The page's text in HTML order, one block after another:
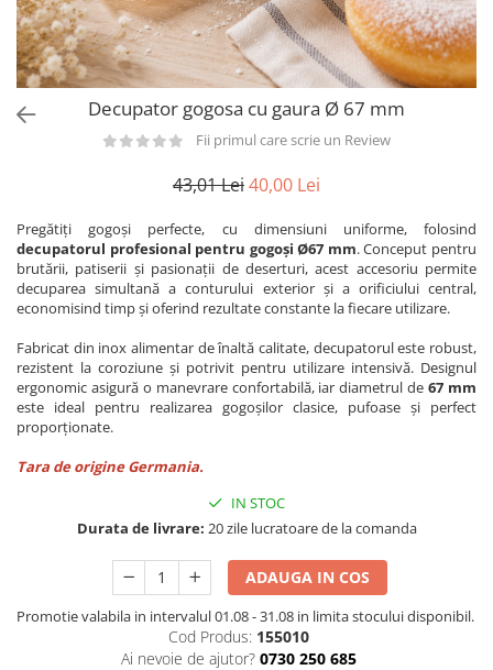
Perii cuptor
Alte accesorii pizza
Tavi,Retine Pizza
Genti pizza
Aparatura Bar
Storcatoare/ Dozatoare suc Fructe
Blender
Mese Inox Cafea
Aparatura Cafea
Aparatura Inghetata
Decupatoare
Evenimente
Figurine
Sarbatori
Patiserie,Pizza
Mixere planetare
Aparate copt tarte
Aparate si Matrite/Chitare
Lopeti Scos Paine
Manusi
Maturi si perii
Scafe
Stante, Cutere
Cutter/razatoare mozarella
Cutter
Feliator
Masini tocat carne
Blender termic/Toaster
Formator hamburger
Aparate de
vidat/Ambalaje/Role/Pungi
Gatit sub Vid
Bain marie, Incalzitoare diverse
Decupator gogosa cu gaura Ø 67 mm
Fii primul care scrie un Review
43,01 Lei40,00 Lei
Pregătiți gogoși perfecte, cu dimensiuni uniforme, folosind
decupatorul profesional pentru gogoși Ø67 mm. Conceput pentru
brutării, patiserii și pasionații de deserturi, acest accesoriu permite
decuparea simultană a conturului exterior și a orificiului central,
economisind timp și oferind rezultate constante la fiecare utilizare.
Fabricat din inox alimentar de înaltă calitate, decupatorul este robust,
rezistent la coroziune și potrivit pentru utilizare intensivă. Designul
ergonomic asigură o manevrare confortabilă, iar diametrul de67 mm
este ideal pentru realizarea gogoșilor clasice, pufoase și perfect
proporționate.
Tara de origine Germania.
IN STOC
Durata de livrare: 20 zile lucratoare de la comanda
ADAUGA IN COS
Promotie valabila in intervalul 01.08 - 31.08 in limita stocului disponibil.
Cod Produs: 155010
Ai nevoie de ajutor? 0730 250 685